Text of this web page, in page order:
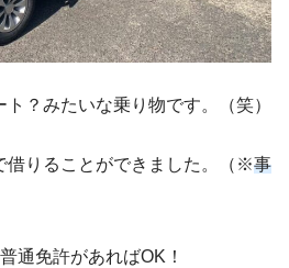
？みたいな乗り物です。（笑）
借りることができました。（※事
通免許があればOK！